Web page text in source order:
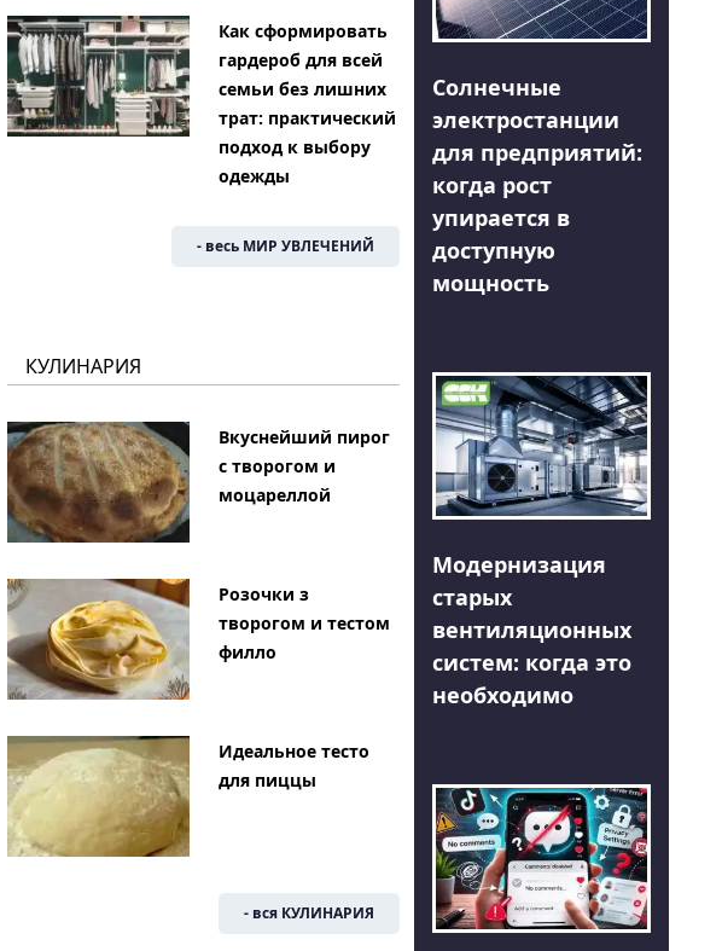
Как сформировать
гардероб для всей
семьи без лишних
трат: практический
подход к выбору
одежды
- весь МИР УВЛЕЧЕНИЙ
КУЛИНАРИЯ
Вкуснейший пирог
с творогом и
моцареллой
Розочки з
творогом и тестом
филло
Идеальное тесто
для пиццы
- вся КУЛИНАРИЯ
Солнечные
электростанции
для предприятий:
когда рост
упирается в
доступную
мощность
Модернизация
старых
вентиляционных
систем: когда это
необходимо